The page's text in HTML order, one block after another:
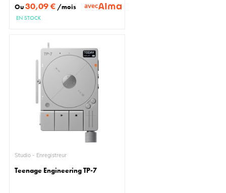
Ou30,09 € /mois avec
EN STOCK
Studio - Enregistreur
Teenage Engineering TP-7